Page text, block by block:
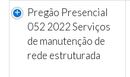
Pregão Presencial
052 2022 Serviços
de manutenção de
rede estruturada